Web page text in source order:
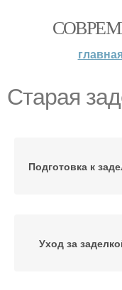
Старая
Подготовка к
Уход за